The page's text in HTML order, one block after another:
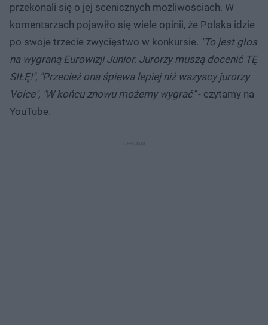
przekonali się o jej scenicznych możliwościach. W
komentarzach pojawiło się wiele opinii, że Polska idzie
po swoje trzecie zwycięstwo w konkursie. "To jest głos
na wygraną Eurowizji Junior. Jurorzy muszą docenić TĘ
SIŁĘ!", "Przecież ona śpiewa lepiej niż wszyscy jurorzy
Voice", "W końcu znowu możemy wygrać"- czytamy na
YouTube.